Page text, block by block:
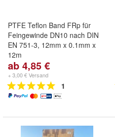
PTFE Teflon Band FRp für
Feingewinde DN10 nach DIN
EN 751-3, 12mm x 0.1mm x
12m
ab 4,85 €
+ 3,00 € Versand
1